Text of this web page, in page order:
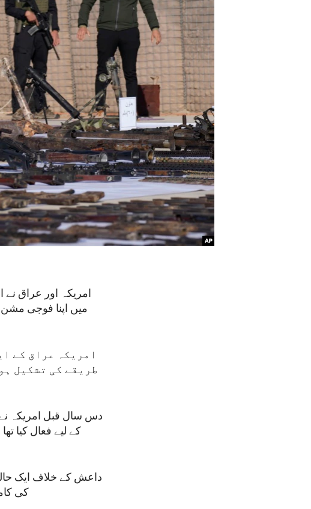
میں اپنا فوجی
امریکہ عراق کے
طریقے کی تشکیل
دس سال قبل امریکہ
کے لیے فعال کیا
داعش کے خلاف ایک
کی